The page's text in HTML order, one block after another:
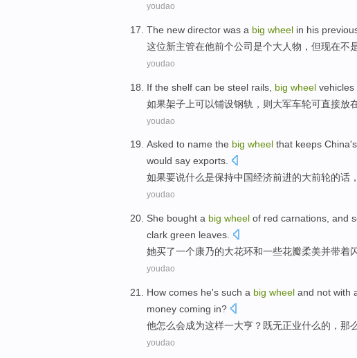
youdao
The new director was a big wheel in his
这位新主管在他前个公司是个大人物 ， 但现在不
youdao
If the shelf can be steel rails big wheel vehicles
如果架子 上可以铺设钢轨 ，则大军车轮可直接放
youdao
Asked to name the big wheel that keeps China's
would say exports.
如果要说什么是保持中国经济前进的大前轮的话，
youdao
She bought a big wheel of red carnations, and
clark green leaves
她买了一个康乃的大花环和一些花瓣柔美并带着
youdao
How comes he's such a big wheel and not with
money coming in?
他怎么会成为这样一大亨 ？既无正业什么的 ， 那
youdao